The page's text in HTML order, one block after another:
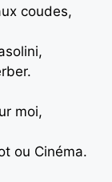
coudes,
moi,
ou Cinéma.